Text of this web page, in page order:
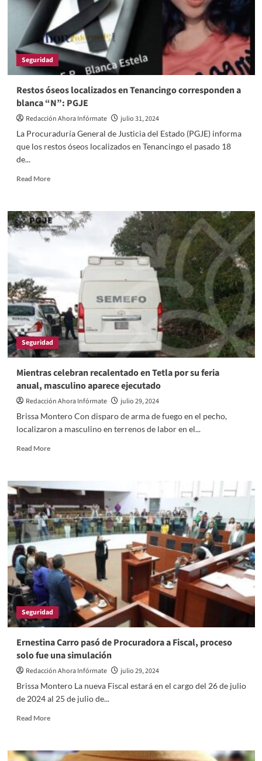
Fiscalía
General
de
Justicia
Seguridad
Restos óseos localizados en Tenancingo corresponden a
blanca “N”: PGJE
Redacción Ahora Infórmate
julio 31, 2024
La Procuraduría General de Justicia del Estado (PGJE) informa
que los restos óseos localizados en Tenancingo el pasado 18
de...
Read MoreRead
Restos
óseos
localizados
en
corresponden
“N”:
PGJE
Seguridad
Mientras celebran recalentado en Tetla por su feria
anual, masculino aparece ejecutado
Redacción Ahora Infórmate
julio 29, 2024
Brissa Montero Con disparo de arma de fuego en el pecho,
localizaron a masculino en terrenos de labor en el...
Read MoreRead
Mientras
celebran
en
Tetla
por
feria
anual,
masculino
aparece
ejecutado
Seguridad
Ernestina Carro pasó de Procuradora a Fiscal, proceso
solo fue una simulación
Redacción Ahora Infórmate
julio 29, 2024
Brissa Montero La nueva Fiscal estará en el cargo del 26 de julio
de 2024 al 25 de julio de...
Read MoreRead
Ernestina